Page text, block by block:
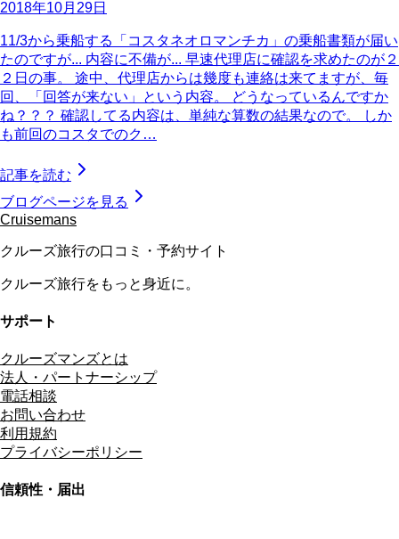
2018年10月29日
11/3から乗船する「コスタネオロマンチカ」の乗船書類が届い
たのですが... 内容に不備が... 早速代理店に確認を求めたのが２
２日の事。 途中、代理店からは幾度も連絡は来てますが、毎
回、「回答が来ない」という内容。 どうなっているんですか
ね？？？ 確認してる内容は、単純な算数の結果なので。 しか
も前回のコスタでのク…
記事を読む
ブログページを見る
Cruisemans
クルーズ旅行の口コミ・予約サイト
クルーズ旅行をもっと身近に。
サポート
クルーズマンズとは
法人・パートナーシップ
電話相談
お問い合わせ
利用規約
プライバシーポリシー
信頼性・届出